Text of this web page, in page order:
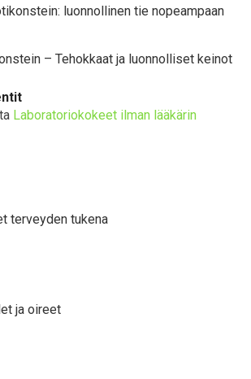
luonnollinen tie nopeampaan
– Tehokkaat ja luonnolliset keinot
Laboratoriokokeet ilman lääkärin
terveyden tukena
ja oireet